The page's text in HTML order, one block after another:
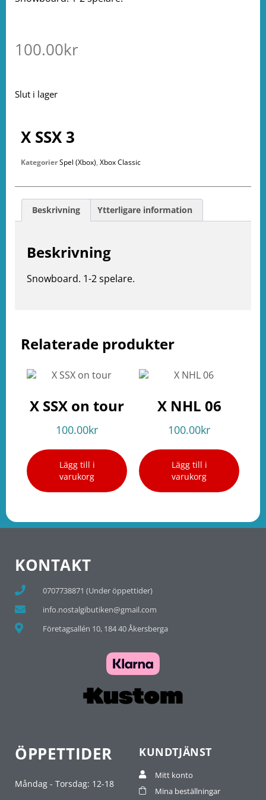
100.00kr
Slut i lager
Relaterade produkter
X SSX on tour
100.00kr
Lägg till i
varukorg
X NHL 06
100.00kr
Lägg till i
varukorg
X SSX 3
KategorierSpel (Xbox), Xbox Classic
Beskrivning Ytterligare information
Beskrivning
Snowboard. 1-2 spelare.
KONTAKT
0707738871 (Under öppettider)
info.nostalgibutiken@gmail.com
Företagsallén 10, 184 40 Åkersberga
ÖPPETTIDER
Måndag - Torsdag: 12-18
KUNDTJÄNST
Mitt konto
Mina beställningar